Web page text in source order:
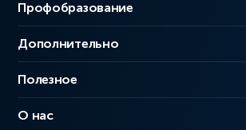
Профобразование
Дополнительно
Полезное
О нас